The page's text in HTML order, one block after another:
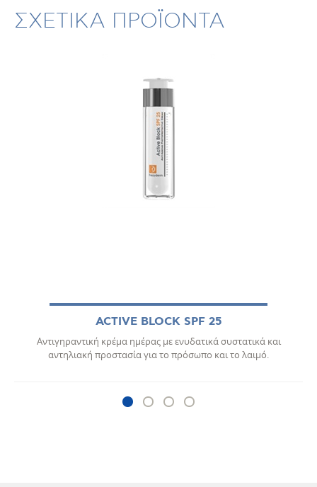
ΣΧΕΤΙΚΑ ΠΡΟΪΟΝΤΑ
ACTIVE BLOCK SPF 25
Αντιγηραντική κρέμα ημέρας με ενυδατικά συστατικά και
αντηλιακή προστασία για το πρόσωπο και το λαιμό.